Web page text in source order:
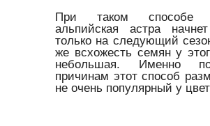
При таком способе
альпийская астра
только на следующий
же всхожесть семян у
небольшая. Именно
причинам этот способ
не очень популярный у